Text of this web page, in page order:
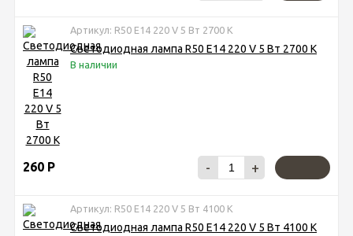
Артикул: R50 Е14 220 V 5 Вт 2700 К
Светодиодная лампа R50 Е14 220 V 5 Вт 2700 К
В наличии
260 Р - +
Артикул: R50 Е14 220 V 5 Вт 4100 К
Светодиодная лампа R50 Е14 220 V 5 Вт 4100 К